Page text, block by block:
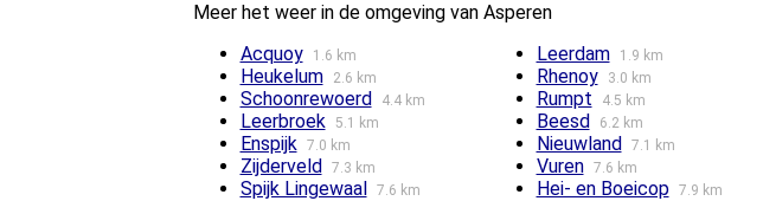
Meer het weer in de omgeving van Asperen
Acquoy
1.6 km Leerdam 1.9 km
Heukelum 2.6 km Rhenoy 3.0 km
Schoonrewoerd 4.4 km Rumpt 4.5 km
Leerbroek 5.1 km Beesd 6.2 km
Enspijk 7.0 km Nieuwland 7.1 km
Zijderveld 7.3 km Vuren 7.6 km
Spijk Lingewaal 7.6 km Hei- en Boeicop 7.9 km